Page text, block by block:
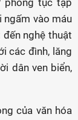
phong tục tập
ngấm vào máu
nghệ thuật
các đình, lăng
dân ven biển,
của văn hóa